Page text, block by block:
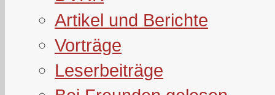
Artikel und Berichte
Vorträge
Leserbeiträge